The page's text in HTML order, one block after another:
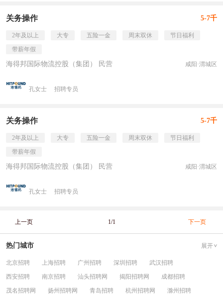
关务操作 5-7千
2年及以上 大专 五险一金 周末双休
节日福利
带薪年假
海得邦国际物流控股（集团） 民营 咸阳·渭城区
孔女士 招聘专员
关务操作 5-7千
2年及以上 大专 五险一金 周末双休
节日福利
带薪年假
海得邦国际物流控股（集团） 民营 咸阳·渭城区
孔女士 招聘专员
上一页 1/1 下一页
热门城市 展开
北京招聘 上海招聘 广州招聘 深圳招聘
武汉招聘
西安招聘
南京招聘 汕头招聘网 揭阳招聘网
成都招聘
茂名招聘网
扬州招聘网 青岛招聘 杭州招聘网 滁州招聘